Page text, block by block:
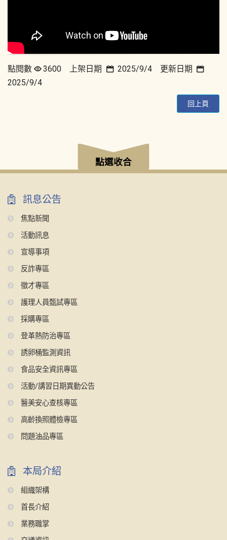
點閱數 3600 上架日期
2025/9/4 更新日期
2025/9/4
回上頁
點選收合
訊息公告
焦點新聞
活動訊息
宣導事項
反詐專區
徵才專區
護理人員甄試專區
採購專區
登革熱防治專區
誘卵桶監測資訊
食品安全資訊專區
活動/講習日期異動公告
醫美安心查核專區
高齡換照體檢專區
問題油品專區
本局介紹
組織架構
首長介紹
業務職掌